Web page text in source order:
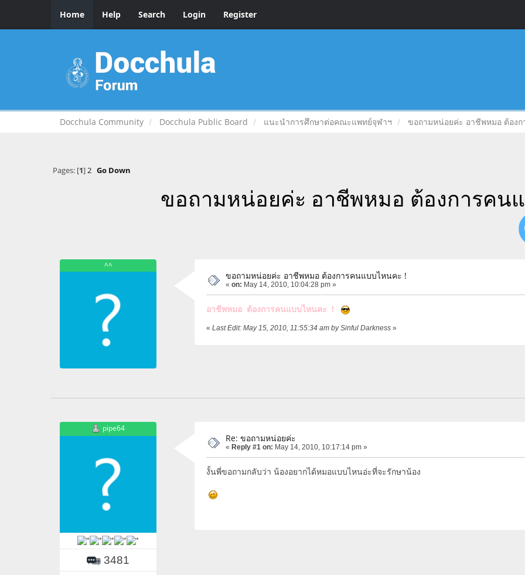
Home Help Search Login Register
Docchula Community Docchula Public Board แนะนำการศึกษาต่อคณะแพทย์จุฬาฯ ขอถามหน่อยค่ะ อาชีพหมอ ต้อง
Pages: [1]2 Go Down
ขอถามหน่อยค่ะ อาชีพหมอ ต้องการคน
^^
ขอถามหน่อยค่ะ อาชีพหมอ ต้องการคนแบบไหนคะ !
« on: May 14, 2010, 10:04:28 pm »
อาชีพหมอ ต้องการคนแบบไหนคะ !
« Last Edit: May 15, 2010, 11:55:34 am by Sinful Darkness »
pipe64
3481
Re: ขอถามหน่อยค่ะ
« Reply #1 on: May 14, 2010, 10:17:14 pm »
งั้นพี่ขอถามกลับว่า น้องอยากได้หมอแบบไหนอ่ะที่จะรักษาน้อง